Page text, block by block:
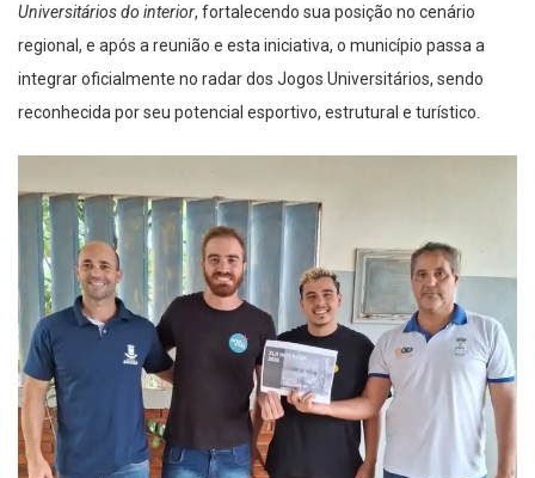
Universitários do interior, fortalecendo sua posição no cenário
regional, e após a reunião e esta iniciativa, o município passa a
integrar oficialmente no radar dos Jogos Universitários, sendo
reconhecida por seu potencial esportivo, estrutural e turístico.